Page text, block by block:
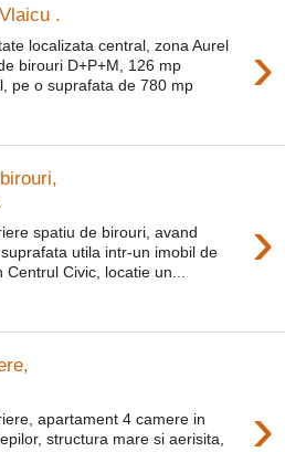
.
›
localizata central, zona Aurel
birouri D+P+M, 126 mp
pe o suprafata de 780 mp
›
spatiu de birouri, avand
utila intr-un imobil de
Centrul Civic, locatie un...
›
apartament 4 camere in
structura mare si aerisita,